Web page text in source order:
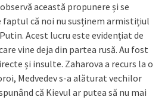
această propunere și se
faptul că noi nu susținem armistițiul
Acest lucru este evidențiat de
vine deja din partea rusă. Au fost
și insulte. Zaharova a recurs la o
Medvedev s-a alăturat vechilor
că Kievul ar putea să nu mai